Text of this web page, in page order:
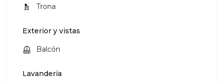
Trona
Exterior y vistas
Balcón
Lavandería